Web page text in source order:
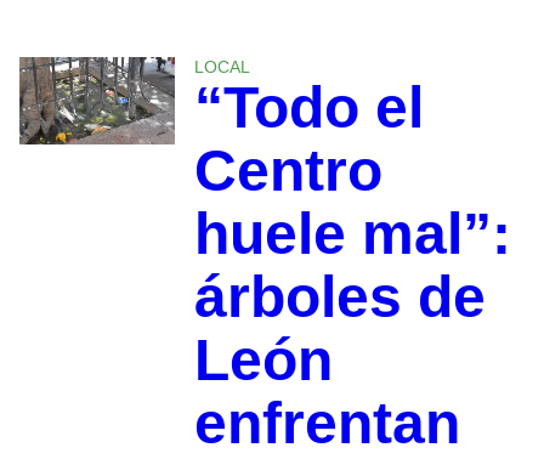
LOCAL
“Todo el
Centro
huele mal”:
árboles de
León
enfrentan